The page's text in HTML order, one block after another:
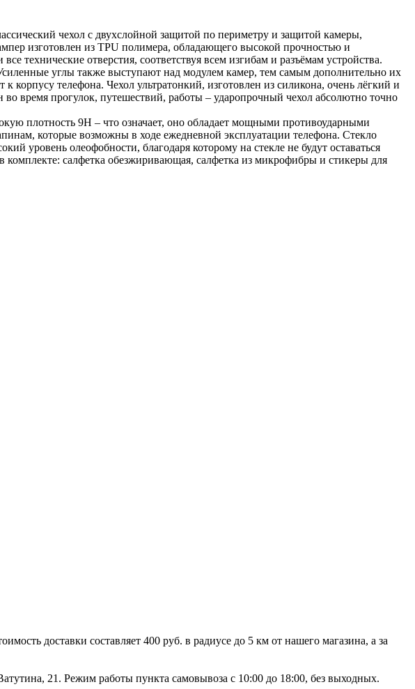
чехол с двухслойной защитой по периметру и защитой камеры,
изготовлен из TPU полимера, обладающего высокой прочностью и
технические отверстия, соответствуя всем изгибам и разъёмам устройства.
углы также выступают над модулем камер, тем самым дополнительно их
корпусу телефона. Чехол ультратонкий, изготовлен из силикона, очень лёгкий и
время прогулок, путешествий, работы – ударопрочный чехол абсолютно точно
плотность 9H – что означает, оно обладает мощными противоударными
которые возможны в ходе ежедневной эксплуатации телефона. Стекло
уровень олеофобности, благодаря которому на стекле не будут оставаться
салфетка обезжиривающая, салфетка из микрофибры и стикеры для
доставки составляет 400 руб. в радиусе до 5 км от нашего магазина, а за
21. Режим работы пункта самовывоза с 10:00 до 18:00, без выходных.